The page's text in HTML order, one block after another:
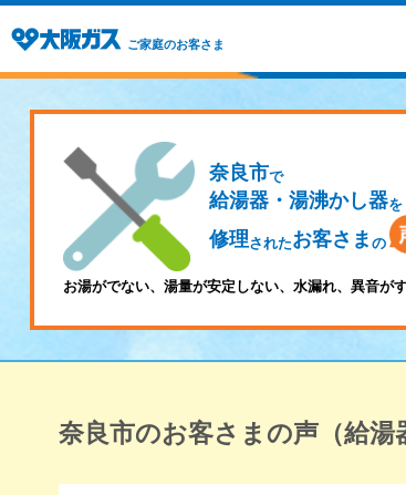
ご家庭のお客さま
奈良市で
給湯器・湯沸かし器を
修理されたお客さま の
お湯がでない、湯量が安定しない、水漏れ、異音が
奈良市のお客さまの声（給湯